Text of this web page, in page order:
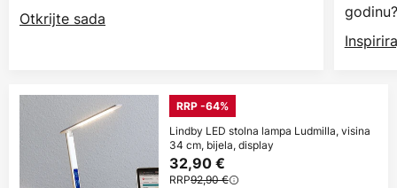
Otkrijte sada
godinu?
RRP -64%
Lindby LED stolna lampa Ludmilla, visina
34 cm, bijela, display
32,90 €
RRP92,90 €